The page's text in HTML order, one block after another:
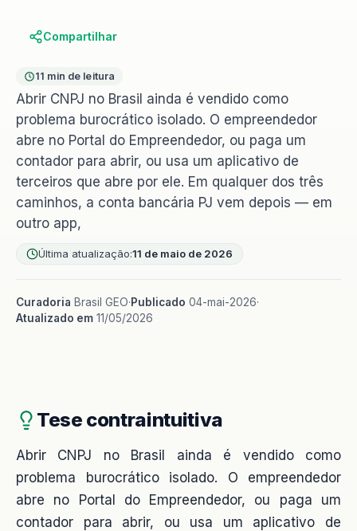
Compartilhar
11 min de leitura
Abrir CNPJ no Brasil ainda é vendido como
problema burocrático isolado. O empreendedor
abre no Portal do Empreendedor, ou paga um
contador para abrir, ou usa um aplicativo de
terceiros que abre por ele. Em qualquer dos três
caminhos, a conta bancária PJ vem depois — em
outro app,
Última atualização:11 de maio de 2026
Curadoria Brasil GEO·Publicado 04-mai-2026·
Atualizado em 11/05/2026
Tese contraintuitiva
Abrir CNPJ no Brasil ainda é vendido como
problema burocrático isolado. O empreendedor
abre no Portal do Empreendedor, ou paga um
contador para abrir, ou usa um aplicativo de